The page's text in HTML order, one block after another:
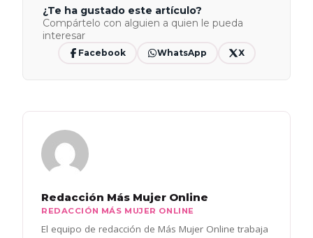
¿Te ha gustado este artículo?
Compártelo con alguien a quien le pueda
interesar
Facebook WhatsApp X
Redacción Más Mujer Online
REDACCIÓN MÁS MUJER ONLINE
El equipo de redacción de Más Mujer Online trabaja